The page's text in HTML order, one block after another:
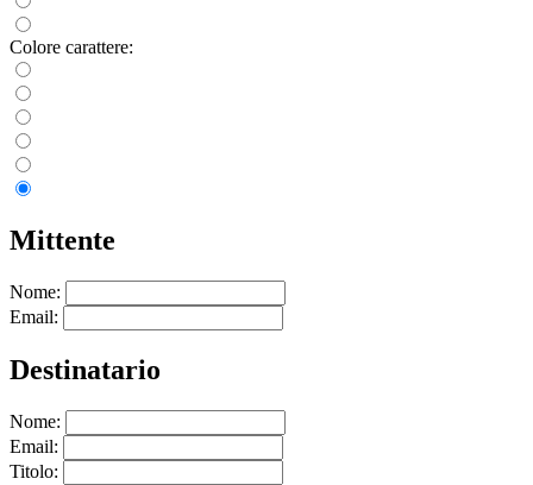
Colore carattere:
Mittente
Nome:
Email:
Destinatario
Nome:
Email:
Titolo: